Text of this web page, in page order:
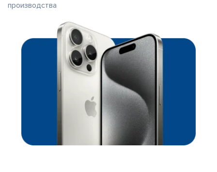
производства